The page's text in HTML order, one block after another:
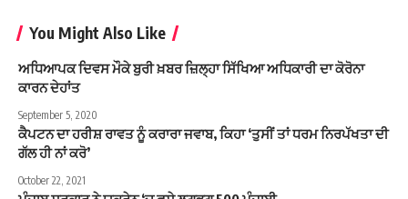
You Might Also Like
ਅਧਿਆਪਕ ਦਿਵਸ ਮੌਕੇ ਬੁਰੀ ਖ਼ਬਰ ਜ਼ਿਲ੍ਹਾ ਸਿੱਖਿਆ ਅਧਿਕਾਰੀ ਦਾ ਕੋਰੋਨਾ
ਕਾਰਨ ਦੇਹਾਂਤ
September 5, 2020
ਕੈਪਟਨ ਦਾ ਹਰੀਸ਼ ਰਾਵਤ ਨੂੰ ਕਰਾਰਾ ਜਵਾਬ, ਕਿਹਾ ‘ਤੁਸੀਂ ਤਾਂ ਧਰਮ ਨਿਰਪੱਖਤਾ ਦੀ
ਗੱਲ ਹੀ ਨਾਂ ਕਰੋ’
October 22, 2021